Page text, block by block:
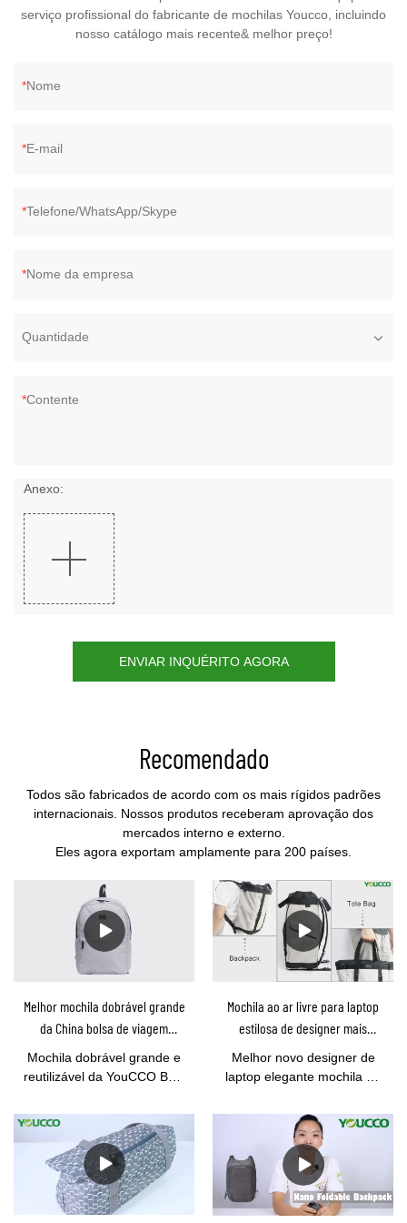
serviço profissional do fabricante de mochilas Youcco, incluindo
nosso catálogo mais recente& melhor preço!
Nome
E-mail
Telefone/WhatsApp/Skype
Nome da empresa
Quantidade
Contente
Anexo:
ENVIAR INQUÉRITO AGORA
Recomendado
Todos são fabricados de acordo com os mais rígidos padrões
internacionais. Nossos produtos receberam aprovação dos
mercados interno e externo.
Eles agora exportam amplamente para 200 países.
Melhor mochila dobrável grande
da China bolsa de viagem
dobrável reutilizável -YOUCCO
Fornecedor PM80919
Mochila dobrável grande e
reutilizável da YouCCO Best
YOUCCO PM80919, BSCI&
Verificado pela ISO
9000Esta mochila foi
projetada pela YOUCCO
como ultra grande para
viagens. pode ser fixado no
Mochila ao ar livre para laptop
estilosa de designer mais
recente fornecedor de atacado
80921
Melhor novo designer de
laptop elegante mochila ao
atacadoO produto
apresenta alta precisão
dimensional. Todos os seus
tamanhos cruciais são
100% verificados com a
ajuda de mão de obra e